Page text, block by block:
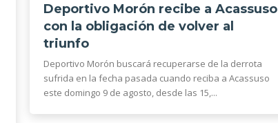
Deportivo Morón recibe a Acassuso
con la obligación de volver al
triunfo
Deportivo Morón buscará recuperarse de la derrota
sufrida en la fecha pasada cuando reciba a Acassuso
este domingo 9 de agosto, desde las 15,...